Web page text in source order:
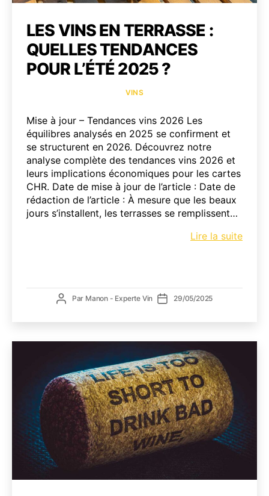
LES VINS EN TERRASSE :
QUELLES TENDANCES
POUR L’ÉTÉ 2025 ?
VINS
Mise à jour – Tendances vins 2026 Les
équilibres analysés en 2025 se confirment et
se structurent en 2026. Découvrez notre
analyse complète des tendances vins 2026 et
leurs implications économiques pour les cartes
CHR. Date de mise à jour de l’article : Date de
rédaction de l’article : À mesure que les beaux
jours s’installent, les terrasses se remplissent…
Lire la suiteLes
:
l’été
AuteurPar Manon - Experte Vin Date
29/05/2025